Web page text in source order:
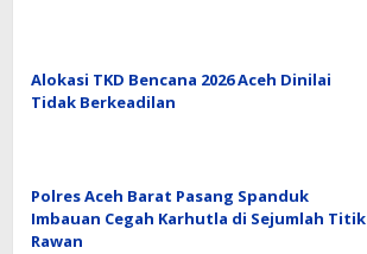
Alokasi TKD Bencana 2026 Aceh Dinilai
Tidak Berkeadilan
Polres Aceh Barat Pasang Spanduk
Imbauan Cegah Karhutla di Sejumlah Titik
Rawan